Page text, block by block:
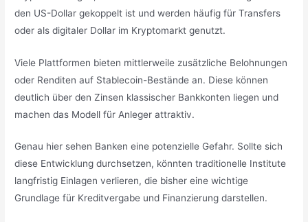
den US-Dollar gekoppelt ist und werden häufig für Transfers
oder als digitaler Dollar im Kryptomarkt genutzt.
Viele Plattformen bieten mittlerweile zusätzliche Belohnungen
oder Renditen auf Stablecoin-Bestände an. Diese können
deutlich über den Zinsen klassischer Bankkonten liegen und
machen das Modell für Anleger attraktiv.
Genau hier sehen Banken eine potenzielle Gefahr. Sollte sich
diese Entwicklung durchsetzen, könnten traditionelle Institute
langfristig Einlagen verlieren, die bisher eine wichtige
Grundlage für Kreditvergabe und Finanzierung darstellen.